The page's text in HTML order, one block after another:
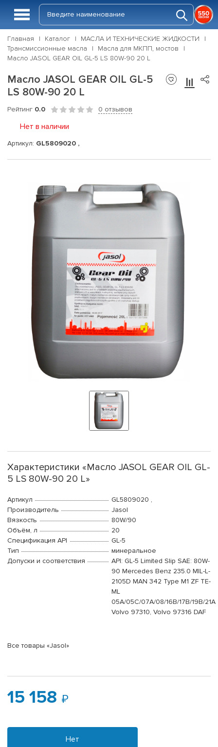
Главная Каталог
МАСЛА И ТЕХНИЧЕСКИЕ ЖИДКОСТИ
Трансмиссионные масла
Масла для МКПП, мостов
Масло JASOL GEAR OIL GL-5 LS 80W-90 20 L
Масло JASOL GEAR OIL GL-5
LS 80W-90 20 L
Рейтинг 0.0 0 отзывов
Нет в наличии
Артикул: GL5809020 ,
Характеристики «Масло JASOL GEAR OIL GL-
5 LS 80W-90 20 L»
Артикул
GL5809020 ,
Производитель
Jasol
Вязкость
80W/90
Объём, л
20
Спецификация API
GL-5
Тип
минеральное
Допуски и соответствия
API: GL-5 Limited Slip SAE: 80W-
90 Mercedes Benz 235.0 MIL-L-
2105D MAN 342 Type M1 ZF TE-
ML
05A/05C/07A/08/16B/17B/19B/21A
Volvo 97310, Volvo 97316 DAF
Все товары «Jasol»
15 158
Нет